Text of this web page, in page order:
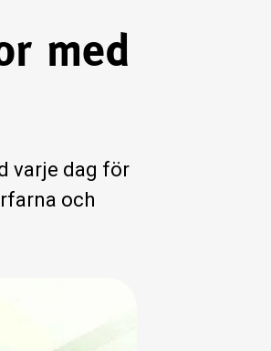
med
varje dag för
och